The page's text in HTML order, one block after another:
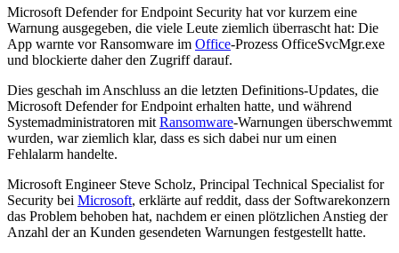
Microsoft Defender for Endpoint Security hat vor kurzem eine
Warnung ausgegeben, die viele Leute ziemlich überrascht hat: Die
App warnte vor Ransomware im Office-Prozess OfficeSvcMgr.exe
und blockierte daher den Zugriff darauf.
Dies geschah im Anschluss an die letzten Definitions-Updates, die
Microsoft Defender for Endpoint erhalten hatte, und während
Systemadministratoren mit Ransomware-Warnungen überschwemmt
wurden, war ziemlich klar, dass es sich dabei nur um einen
Fehlalarm handelte.
Microsoft Engineer Steve Scholz, Principal Technical Specialist for
Security bei Microsoft, erklärte auf reddit, dass der Softwarekonzern
das Problem behoben hat, nachdem er einen plötzlichen Anstieg der
Anzahl der an Kunden gesendeten Warnungen festgestellt hatte.